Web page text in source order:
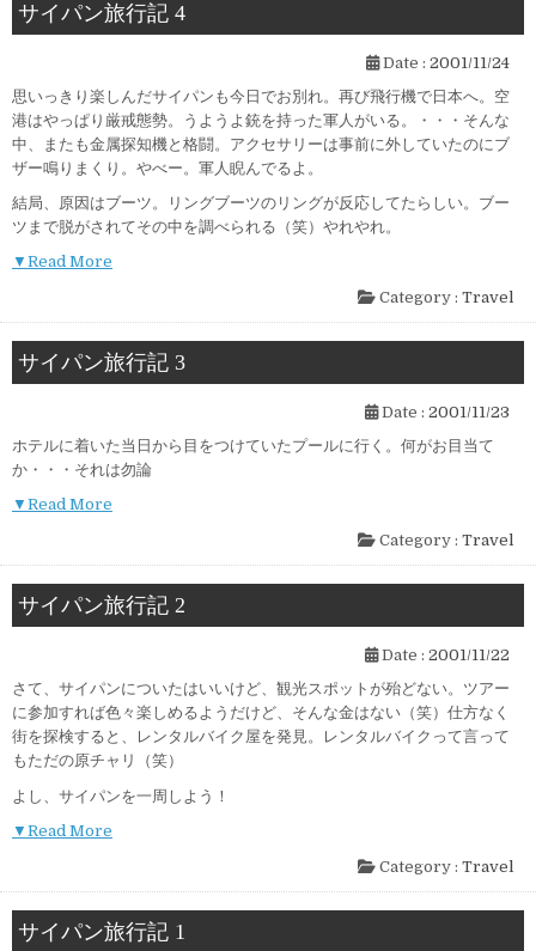
サイパン旅行記 4
Date : 2001/11/24
思いっきり楽しんだサイパンも今日でお別れ。再び飛行機で日本へ。空
港はやっぱり厳戒態勢。うようよ銃を持った軍人がいる。・・・そんな
中、またも金属探知機と格闘。アクセサリーは事前に外していたのにブ
ザー鳴りまくり。やべー。軍人睨んでるよ。
結局、原因はブーツ。リングブーツのリングが反応してたらしい。ブー
ツまで脱がされてその中を調べられる（笑）やれやれ。
▼Read More
Category : Travel
サイパン旅行記 3
Date : 2001/11/23
ホテルに着いた当日から目をつけていたプールに行く。何がお目当て
か・・・それは勿論
▼Read More
Category : Travel
サイパン旅行記 2
Date : 2001/11/22
さて、サイパンについたはいいけど、観光スポットが殆どない。ツアー
に参加すれば色々楽しめるようだけど、そんな金はない（笑）仕方なく
街を探検すると、レンタルバイク屋を発見。レンタルバイクって言って
もただの原チャリ（笑）
よし、サイパンを一周しよう！
▼Read More
Category : Travel
サイパン旅行記 1